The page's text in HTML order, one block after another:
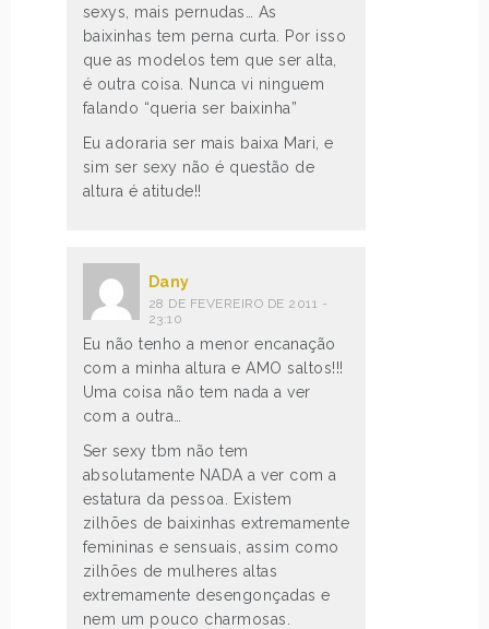
sexys, mais pernudas… As
baixinhas tem perna curta. Por isso
que as modelos tem que ser alta,
é outra coisa. Nunca vi ninguem
falando “queria ser baixinha”
Eu adoraria ser mais baixa Mari, e
sim ser sexy não é questão de
altura é atitude!!
Dany
28 DE FEVEREIRO DE 2011 -
23:10
Eu não tenho a menor encanação
com a minha altura e AMO saltos!!!
Uma coisa não tem nada a ver
com a outra…
Ser sexy tbm não tem
absolutamente NADA a ver com a
estatura da pessoa. Existem
zilhões de baixinhas extremamente
femininas e sensuais, assim como
zilhões de mulheres altas
extremamente desengonçadas e
nem um pouco charmosas.